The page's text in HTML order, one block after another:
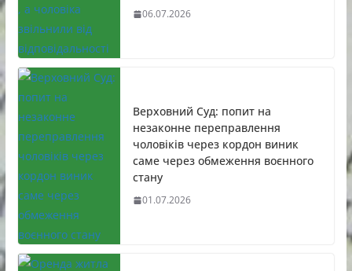
06.07.2026
Верховний Суд: попит на
незаконне переправлення
чоловіків через кордон виник
саме через обмеження воєнного
стану
01.07.2026